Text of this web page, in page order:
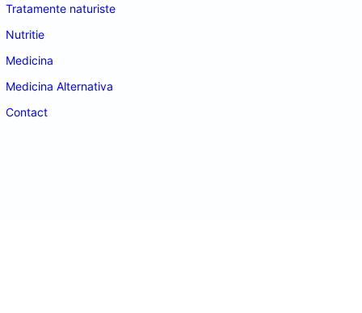
Tratamente naturiste
Nutritie
Medicina
Medicina Alternativa
Contact